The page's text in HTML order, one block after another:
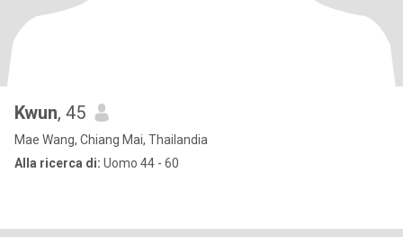
Kwun, 45
Mae Wang, Chiang Mai, Thailandia
Alla ricerca di: Uomo 44 - 60